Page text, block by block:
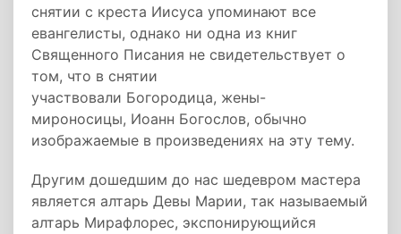
снятии с креста Иисуса упоминают все
евангелисты, однако ни одна из книг
Священного Писания не свидетельствует о
том, что в снятии
участвовали Богородица, жены-
мироносицы, Иоанн Богослов, обычно
изображаемые в произведениях на эту тему.
Другим дошедшим до нас шедевром мастера
является алтарь Девы Марии, так называемый
алтарь Мирафлорес, экспонирующийся